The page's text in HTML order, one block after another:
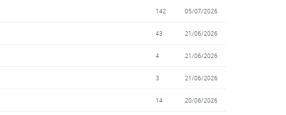
142 05/07/2026
43 21/06/2026
4 21/06/2026
3 21/06/2026
14 20/06/2026